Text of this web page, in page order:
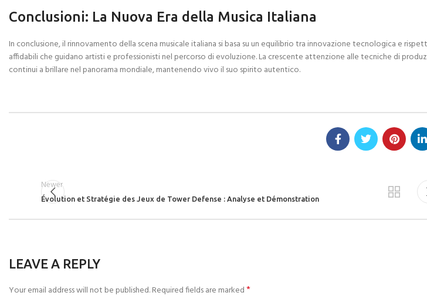
Conclusioni: La Nuova Era della Musica Italiana
In conclusione, il rinnovamento della scena musicale italiana si basa su un equilibrio tra innovazione tecnologica e
affidabili che guidano artisti e professionisti nel percorso di evoluzione. La crescente attenzione alle tecniche di
continui a brillare nel panorama mondiale, mantenendo vivo il suo spirito autentico.
Newer
Évolution et Stratégie des Jeux de Tower Defense : Analyse et Démonstration
LEAVE A REPLY
Your email address will not be published.Required fields are marked*